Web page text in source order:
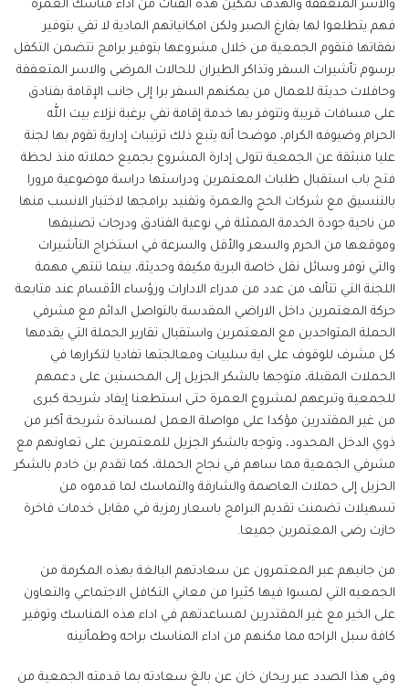
والأسر المتعففة والهدف تمكين هذه الفئات من اداء مناسك العمرة
فهم يتطلعوا لها بفارغ الصبر ولكن امكانياتهم المادية لا تفي بتوفير
نفقاتها فتقوم الجمعية من خلال مشروعها بتوفير برامج تتضمن التكفل
برسوم تأشيرات السفر وتذاكر الطيران للحالات المرضى والاسر المتعففة
وحافلات حديثة للعمال من يمكنهم السفر برا إلى جانب الإقامة بفنادق
على مسافات قريبة وتتوفر بها خدمة إقامة تفي برغبة نزلاء بيت الله
الحرام وضيوفه الكرام، موضحا أنه يتبع ذلك ترتيبات إدارية تقوم بها لجنة
عليا منبثقة عن الجمعية تتولى إدارة المشروع بجميع حملاته منذ لحظة
فتح باب استقبال طلبات المعتمرين ودراستها دراسة موضوعية مرورا
بالتنسيق مع شركات الحج والعمرة وتفنيد برامجها لاختيار الانسب منها
من ناحية جودة الخدمة الممثلة في نوعية الفنادق ودرجات تصنيفها
وموقعها من الحرم والسعر والأقل والسرعة في استخراج التأشيرات
والتي توفر وسائل نقل خاصة البرية مكيفة وحديثة، بينما تنتهي مهمة
اللجنة التي تتألف من عدد من مدراء الادارات ورؤساء الأقسام عند متابعة
حركة المعتمرين داخل الاراضي المقدسة بالتواصل الدائم مع مشرفي
الحملة المتواحدين مع المعتمرين واستقبال تقارير الحملة التي يقدمها
كل مشرف للوقوف على اية سلبيات ومعالجتها تفاديا لتكرارها في
الحملات المقبلة، متوجها بالشكر الجزيل إلى المحسنين على دعمهم
للجمعية وتبرعهم لمشروع العمرة حتى استطعنا إيفاد شريحة كبرى
من غير المقتدرين مؤكدا على مواصلة العمل لمساندة شريحة أكبر من
ذوي الدخل المحدود، وتوجه بالشكر الجزيل للمعتمرين على تعاونهم مع
مشرفي الجمعية مما ساهم في نجاح الحملة، كما تقدم بن خادم بالشكر
الحزيل إلى حملات العاصمة والشارقة والتماسك لما قدموه من
تسهيلات تضمنت تقديم البرامج باسعار رمزية في مقابل خدمات فاخرة
حازت رضى المعتمرين جميعا.
من جانبهم عبر المعتمرون عن سعادتهم البالغة بهذه المكرمة من
الجمعيه التي لمسوا فيها كثيرا من معاني التكافل الاجتماعي والتعاون
على الخير مع غير المقتدرين لمساعدتهم في اداء هذه المناسك وتوفير
كافة سبل الراحه مما مكنهم من اداء المناسك براحه وطمأنينه
وفي هذا الصدد عبر ريحان خان عن بالغ سعادته بما قدمته الجمعية من